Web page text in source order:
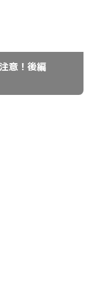
意！後編